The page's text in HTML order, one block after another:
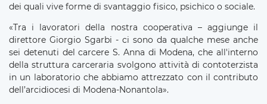
dei quali vive forme di svantaggio fisico, psichico o sociale.
«Tra i lavoratori della nostra cooperativa – aggiunge il
direttore Giorgio Sgarbi - ci sono da qualche mese anche
sei detenuti del carcere S. Anna di Modena, che all'interno
della struttura carceraria svolgono attività di contoterzista
in un laboratorio che abbiamo attrezzato con il contributo
dell’arcidiocesi di Modena-Nonantola».